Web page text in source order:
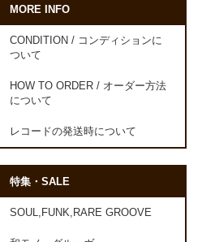
MORE INFO
CONDITION / コンディションに
ついて
HOW TO ORDER / オーダー方法
について
レコードの発送時について
特集・SALE
SOUL,FUNK,RARE GROOVE